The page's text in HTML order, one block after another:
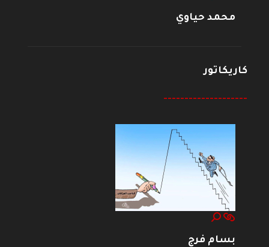
محمد حياوي
كاريكاتور
--------------------
بسام فرج